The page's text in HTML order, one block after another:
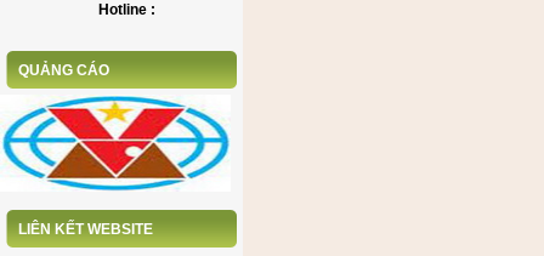
Hotline :
QUẢNG CÁO
LIÊN KẾT WEBSITE